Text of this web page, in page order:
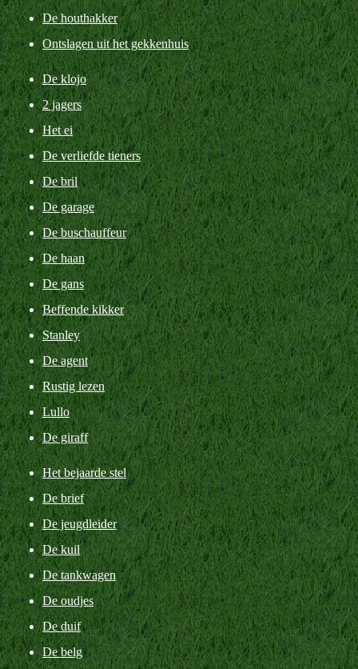
De houthakker
Ontslagen uit het gekkenhuis
De klojo
2 jagers
Het ei
De verliefde tieners
De bril
De garage
De buschauffeur
De haan
De gans
Beffende kikker
Stanley
De agent
Rustig lezen
Lullo
De giraff
Het bejaarde stel
De brief
De jeugdleider
De kuil
De tankwagen
De oudjes
De duif
De belg